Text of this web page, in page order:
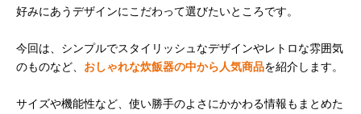
好みにあうデザインにこだわって選びたいところです。
今回は、シンプルでスタイリッシュなデザインやレトロな雰囲気
のものなど、 おしゃれな炊飯器の中から人気商品を紹介します。
サイズや機能性など、使い勝手のよさにかかわる情報もまとめた